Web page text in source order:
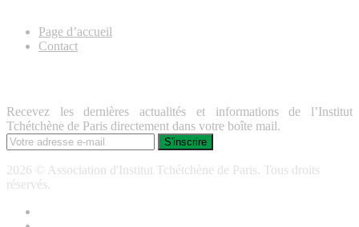
Page d’accueil
Contact
Recevez les dernières actualités et informations de l’Institut
Tchétchène de Paris directement dans votre boîte mail.
2026 © Association d'Institut Tchétchène de Paris. Tous droits
réservés.